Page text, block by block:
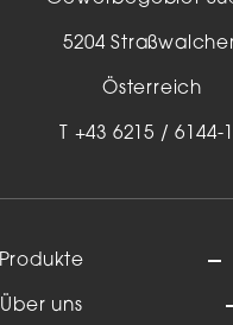
5204
Österreich
+43 6215 / 6144-
Produkte
Über uns